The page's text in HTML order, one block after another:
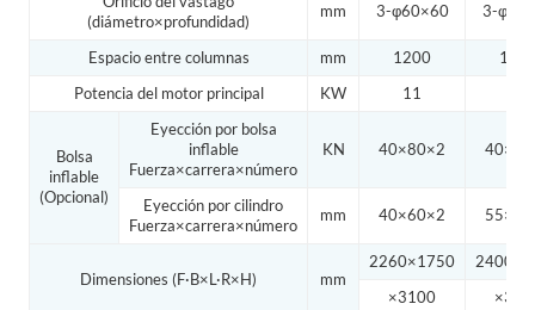
(diámetro×profundidad)
mm 3-φ60×60 3-
Espacio entre columnas mm 1200
Potencia del motor principal
KW 11
Bolsa
inflable
(Opcional)
Eyección por bolsa
inflable
Fuerza×carrera×número
KN 40×80×2
Eyección por cilindro
Fuerza×carrera×número
mm 40×60×2
Dimensiones (F·B×L·R×H) mm
2260×1750
×3100